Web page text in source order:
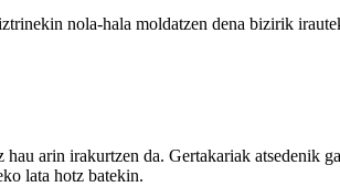
nola-hala moldatzen dena bizirik
arin irakurtzen da. Gertakariak atsedenik
lata hotz batekin.